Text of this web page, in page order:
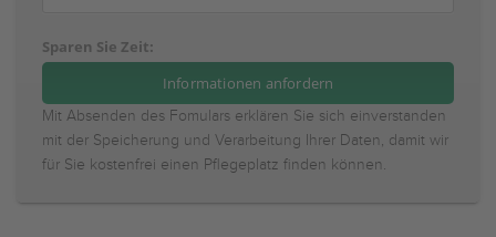
Sparen Sie Zeit:
Mit Absenden des Fomulars erklären Sie sich einverstanden
mit der Speicherung und Verarbeitung Ihrer Daten, damit wir
für Sie kostenfrei einen Pflegeplatz finden können.